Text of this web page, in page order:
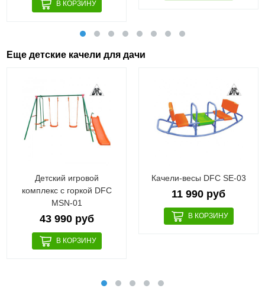
Еще детские качели для дачи
Детский игровой
комплекс с горкой DFC
MSN-01
43 990 руб
Качели-весы DFC SE-03
11 990 руб